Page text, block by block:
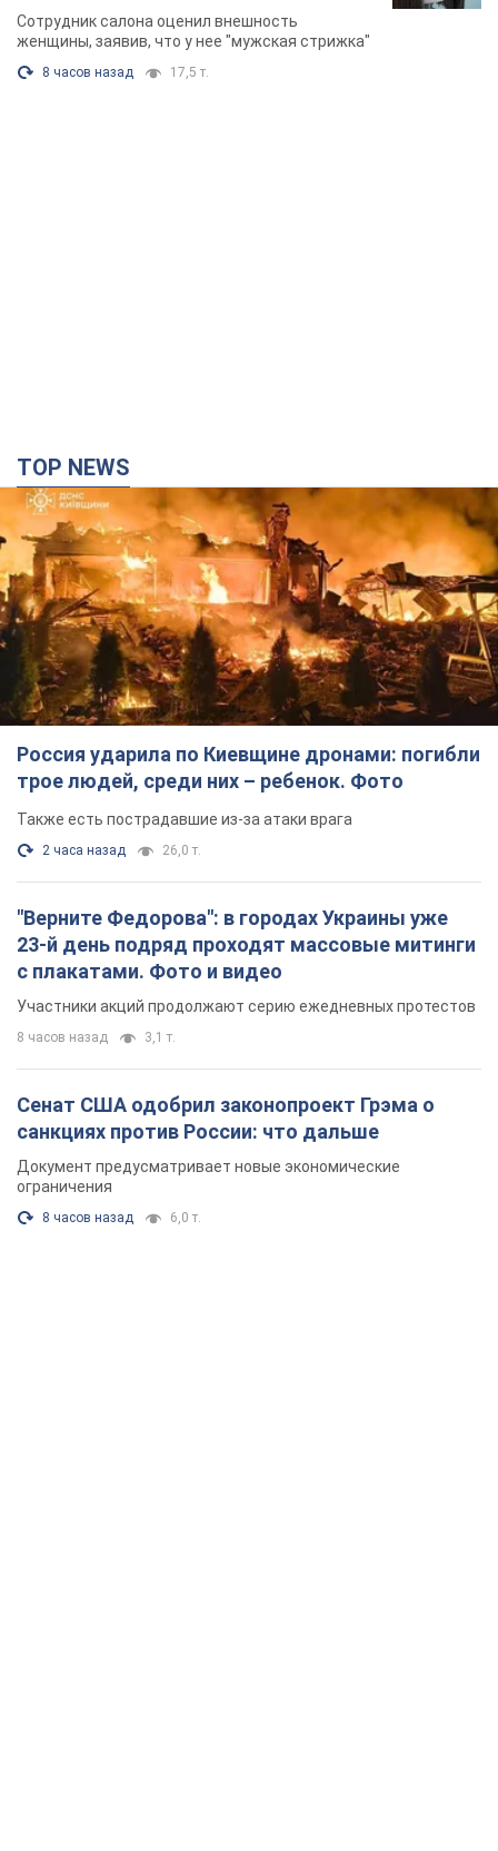
химиотерапии, разгорелся скандал.
Фото
Сотрудник салона оценил внешность
женщины, заявив, что у нее "мужская стрижка"
8 часов назад 17,5 т.
TOP NEWS
Россия ударила по Киевщине дронами: погибли
трое людей, среди них – ребенок. Фото
Также есть пострадавшие из-за атаки врага
2 часа назад 26,0 т.
"Верните Федорова": в городах Украины уже
23-й день подряд проходят массовые митинги
с плакатами. Фото и видео
Участники акций продолжают серию ежедневных протестов
8 часов назад 3,1 т.
Сенат США одобрил законопроект Грэма о
санкциях против России: что дальше
Документ предусматривает новые экономические
ограничения
8 часов назад 6,0 т.